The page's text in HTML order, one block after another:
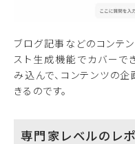
ブログ記事などのコン
スト生成機能でカバーで
み込んで、コンテンツの
きるのです。
専門家レベルのレ